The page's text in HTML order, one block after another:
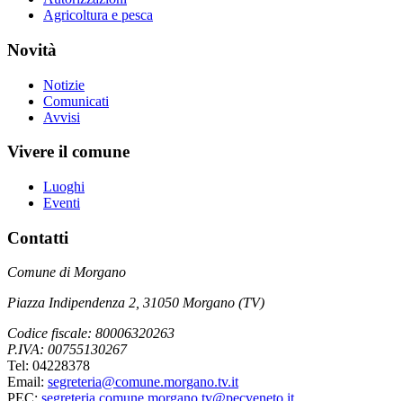
Agricoltura e pesca
Novità
Notizie
Comunicati
Avvisi
Vivere il comune
Luoghi
Eventi
Contatti
Comune di Morgano
Piazza Indipendenza 2, 31050 Morgano (TV)
Codice fiscale: 80006320263
P.IVA: 00755130267
Tel: 04228378
Email: segreteria@comune.morgano.tv.it